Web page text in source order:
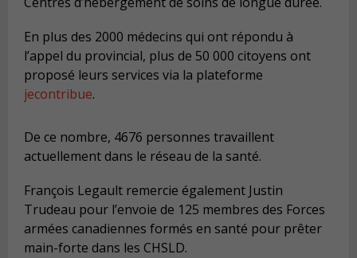
En plus des 2000 médecins qui ont répondu à
l’appel du provincial, plus de 50 000 citoyens ont
proposé leurs services via la plateforme
jecontribue.
De ce nombre, 4676 personnes travaillent
actuellement dans le réseau de la santé.
François Legault remercie également Justin
Trudeau pour l’envoie de 125 membres des Forces
armées canadiennes formés en santé pour prêter
main-forte dans les CHSLD.